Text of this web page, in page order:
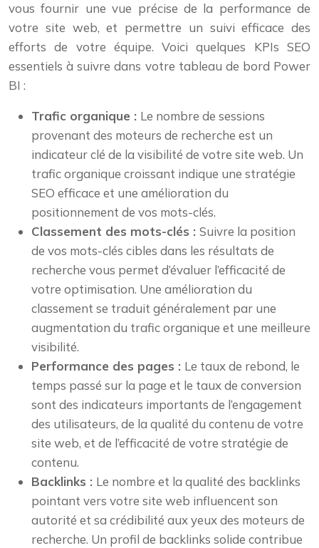
vous fournir une vue précise de la performance de
votre site web, et permettre un suivi efficace des
efforts de votre équipe. Voici quelques KPIs SEO
essentiels à suivre dans votre tableau de bord Power
BI :
Trafic organique : Le nombre de sessions
provenant des moteurs de recherche est un
indicateur clé de la visibilité de votre site web. Un
trafic organique croissant indique une stratégie
SEO efficace et une amélioration du
positionnement de vos mots-clés.
Classement des mots-clés : Suivre la position
de vos mots-clés cibles dans les résultats de
recherche vous permet d’évaluer l’efficacité de
votre optimisation. Une amélioration du
classement se traduit généralement par une
augmentation du trafic organique et une meilleure
visibilité.
Performance des pages : Le taux de rebond, le
temps passé sur la page et le taux de conversion
sont des indicateurs importants de l’engagement
des utilisateurs, de la qualité du contenu de votre
site web, et de l’efficacité de votre stratégie de
contenu.
Backlinks : Le nombre et la qualité des backlinks
pointant vers votre site web influencent son
autorité et sa crédibilité aux yeux des moteurs de
recherche. Un profil de backlinks solide contribue